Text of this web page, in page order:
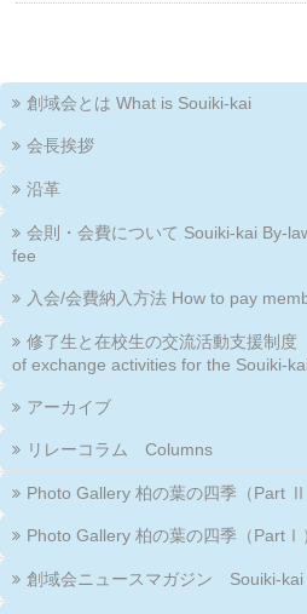
創域会とは What is Souiki-kai
会長挨拶
沿革
会則・会費について Souiki-kai By-
fee
入会/会費納入方法 How to pay
修了生と在校生の交流活動支援制
of exchange activities for the Souiki-
アーカイブ
リレーコラム Columns
Photo Gallery 柏の葉の四季（Part Ⅱ
Photo Gallery 柏の葉の四季（PartⅠ
創域会ニュースマガジン Souiki-kai